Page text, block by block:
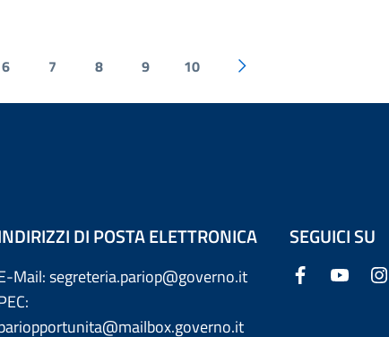
6 7 8 9 10
DI POSTA ELETTRONICA
Mail: segreteria.pariop@governo.it
SEGUICI SU